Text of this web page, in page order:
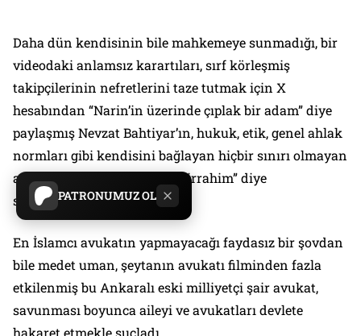
PATRONUMUZ OL
Daha dün kendisinin bile mahkemeye sunmadığı, bir
videodaki anlamsız karartıları, sırf körleşmiş
takipçilerinin nefretlerini taze tutmak için X
hesabından “Narin’in üzerinde çıplak bir adam” diye
paylaşmış Nevzat Bahtiyar’ın, hukuk, etik, genel ahlak
normları gibi kendisini bağlayan hiçbir sınırı olmayan
avukatı, “Bismillahirrahmanirrahim” diye
savunmasına başladı.
En İslamcı avukatın yapmayacağı faydasız bir şovdan
bile medet uman, şeytanın avukatı filminden fazla
etkilenmiş bu Ankaralı eski milliyetçi şair avukat,
savunması boyunca aileyi ve avukatları devlete